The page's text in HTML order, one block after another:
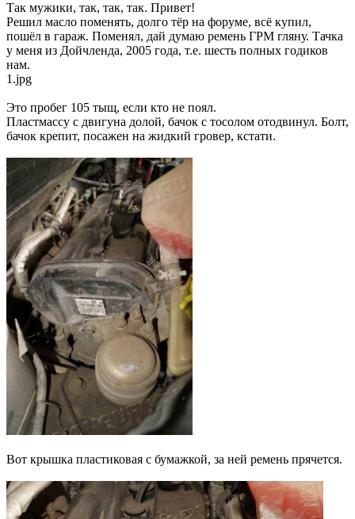
Так мужики, так, так, так. Привет!
Решил масло поменять, долго тёр на форуме, всё купил,
пошёл в гараж. Поменял, дай думаю ремень ГРМ гляну. Тачка
у меня из Дойчленда, 2005 года, т.е. шесть полных годиков
нам.
1.jpg
Это пробег 105 тыщ, если кто не поял.
Пластмассу с двигуна долой, бачок с тосолом отодвинул. Болт,
бачок крепит, посажен на жидкий гровер, кстати.
Вот крышка пластиковая с бумажкой, за ней ремень прячется.